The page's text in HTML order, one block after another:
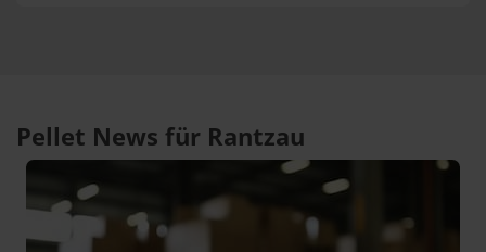
Pellet News für Rantzau